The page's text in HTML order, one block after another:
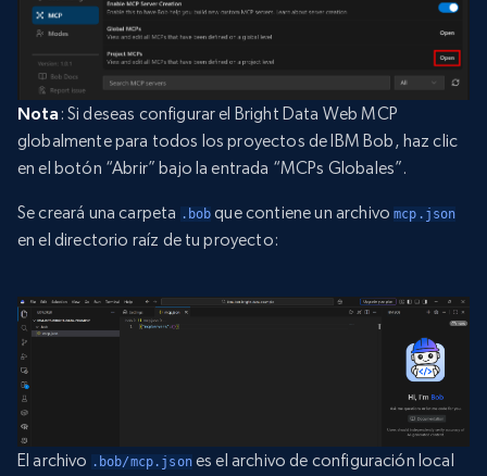
Nota: Si deseas configurar el Bright Data Web MCP
globalmente para todos los proyectos de IBM Bob, haz clic
en el botón “Abrir” bajo la entrada “MCPs Globales”.
Se creará una carpeta .bob que contiene un archivomcp.json
en el directorio raíz de tu proyecto:
El archivo .bob/mcp.jsones el archivo de configuración local